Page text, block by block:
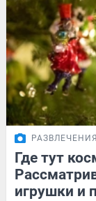
РАЗВЛЕЧЕНИЯ
Где тут
игрушки и